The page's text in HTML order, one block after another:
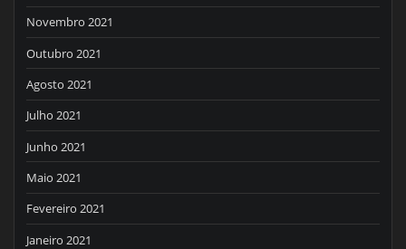
Novembro 2021
Outubro 2021
Agosto 2021
Julho 2021
Junho 2021
Maio 2021
Fevereiro 2021
Janeiro 2021